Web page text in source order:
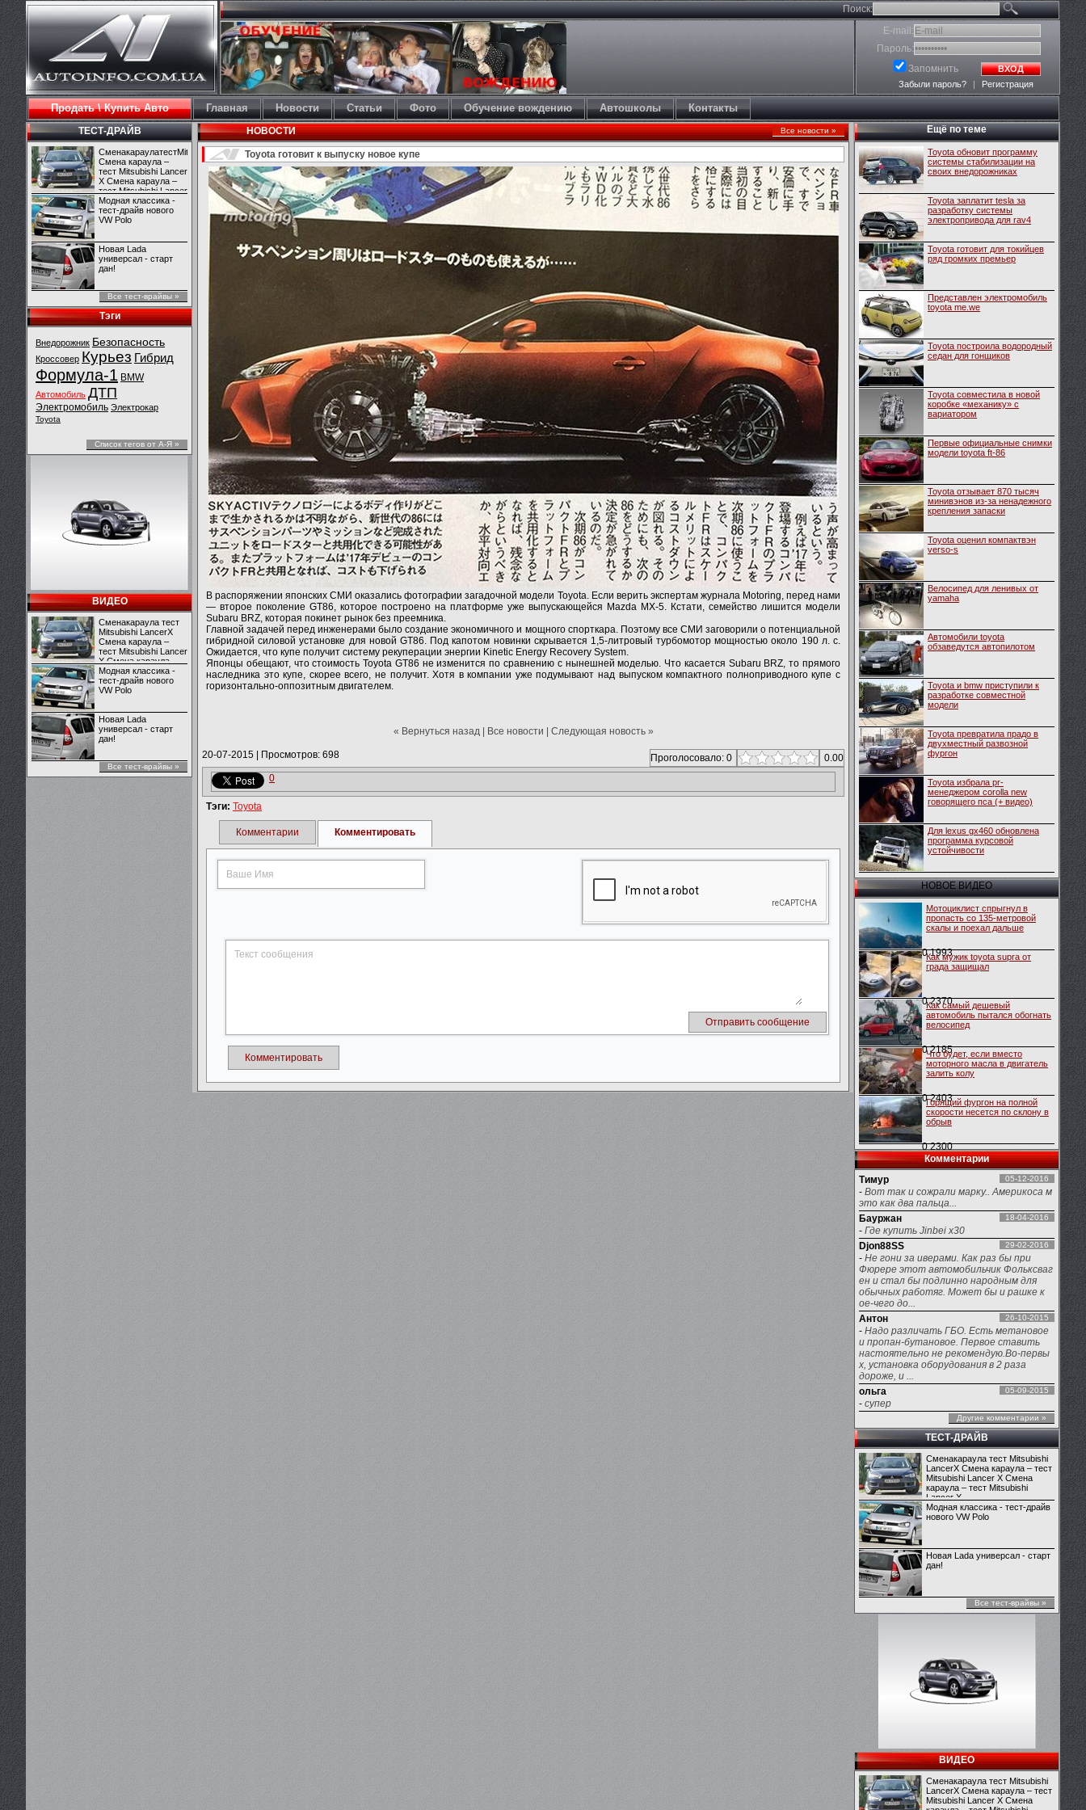
Поиск:
E-mail:
Пароль:
Запомнить
ВХОД
Забыли пароль?
| Регистрация
Продать \ Купить Авто Главная Новости Статьи Фото Обучение вождению Автошколы Контакты
ТЕСТ-ДРАЙВ
СменакараулатестMitsubishiLancerX
Смена караула –
тест Mitsubishi Lancer
X Смена караула –
тест Mitsubishi Lancer
X
Модная классика -
тест-драйв нового
VW Polo
Новая Lada
универсал - старт
дан!
Все тест-врайвы »
Тэги
Внедорожник Безопасность
Кроссовер Курьез Гибрид
Формула-1 BMW
Автомобиль ДТП
Электромобиль Электрокар
Toyota
Список тегов от А-Я »
ВИДЕО
Сменакараула тест
Mitsubishi LancerX
Смена караула –
тест Mitsubishi Lancer
X Смена караула –
тест Mitsubishi Lancer
X
Модная классика -
тест-драйв нового
VW Polo
Новая Lada
универсал - старт
дан!
Все тест-врайвы »
НОВОСТИ Все новости »
Toyota готовит к выпуску новое купе
В распоряжении японских СМИ оказались фотографии загадочной модели Toyota. Если верить экспертам журнала Motoring, перед нами
— второе поколение GT86, которое построено на платформе уже выпускающейся Mazda MX-5. Кстати, семейство лишится модели
Subaru BRZ, которая покинет рынок без преемника.
Главной задачей перед инженерами было создание экономичного и мощного спорткара. Поэтому все СМИ заговорили о потенциальной
гибридной силовой установке для новой GT86. Под капотом новинки скрывается 1,5-литровый турбомотор мощностью около 190 л. с.
Ожидается, что купе получит систему рекуперации энергии Kinetic Energy Recovery System.
Японцы обещают, что стоимость Toyota GT86 не изменится по сравнению с нынешней моделью. Что касается Subaru BRZ, то прямого
наследника это купе, скорее всего, не получит. Хотя в компании уже подумывают над выпуском компактного полноприводного купе с
горизонтально-оппозитным двигателем.
« Вернуться назад| Все новости Следующая новость »
20-07-2015 Просмотров: 698 Проголосовало: 0
0.00
0
Тэги: Toyota
Комментарии Комментировать
Комментировать
Ещё по теме
Toyota обновит программу
системы стабилизации на
своих внедорожниках
Toyota заплатит tesla за
разработку системы
электропривода для rav4
Toyota готовит для токийцев
ряд громких премьер
Представлен электромобиль
toyota me.we
Toyota построила водородный
седан для гонщиков
Toyota совместила в новой
коробке «механику» с
вариатором
Первые официальные снимки
модели toyota ft-86
Toyota отзывает 870 тысяч
минивэнов из-за ненадежного
крепления запаски
Toyota оценил компактвэн
verso-s
Велосипед для ленивых от
yamaha
Автомобили toyota
обзаведутся автопилотом
Toyota и bmw приступили к
разработке совместной
модели
Toyota превратила прадо в
двухместный развозной
фургон
Toyota избрала pr-
менеджером corolla new
говорящего пса (+ видео)
Для lexus gx460 обновлена
программа курсовой
устойчивости
НОВОЕ ВИДЕО
Мотоциклист спрыгнул в
пропасть со 135-метровой
скалы и поехал дальше
0 1993
Как мужик toyota supra от
града защищал
0 2370
Как самый дешевый
автомобиль пытался обогнать
велосипед
0 2185
Что будет, если вместо
моторного масла в двигатель
залить колу
0 2403
Горящий фургон на полной
скорости несется по склону в
обрыв
0 2300
Комментарии
Тимур
05-12-2016
- Вот так и сожрали марку.. Америкоса м
это как два пальца...
Бауржан
18-04-2016
- Где купить Jinbei x30
Djon88SS
29-02-2016
- Не гони за иверами. Как раз бы при
Фюрере этот автомобильчик Фольксваг
ен и стал бы подлинно народным для
обычных работяг. Может бы и рашке к
ое-чего до...
Антон
26-10-2015
- Надо различать ГБО. Есть метановое
и пропан-бутановое. Первое ставить
настоятельно не рекомендую.Во-первы
х, установка оборудования в 2 раза
дороже, и ...
ольга
05-09-2015
- супер
Другие комментарии »
ТЕСТ-ДРАЙВ
Сменакараула тест Mitsubishi
LancerX Смена караула – тест
Mitsubishi Lancer X Смена
караула – тест Mitsubishi
Lancer X
Модная классика - тест-драйв
нового VW Polo
Новая Lada универсал - старт
дан!
Все тест-врайвы »
ВИДЕО
Сменакараула тест Mitsubishi
LancerX Смена караула – тест
Mitsubishi Lancer X Смена